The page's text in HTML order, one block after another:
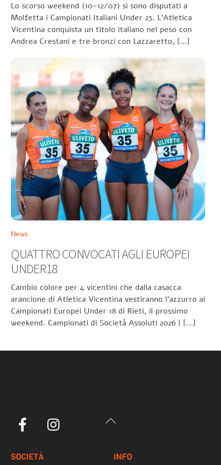
Lo scorso weekend (10-12/07) si sono disputati a
Molfetta i Campionati Italiani Under 23. L’Atletica
Vicentina conquista un titolo italiano nel peso con
Andrea Crestani e tre bronzi con Lazzaretto, […]
News
QUATTRO CONVOCATI AGLI EUROPEI
UNDER18
Cambio colore per 4 vicentini che dalla casacca
arancione di Atletica Vicentina vestiranno l’azzurro ai
Campionati Europei Under 18 di Rieti, il prossimo
weekend. Campionati di Società Assoluti 2026 | […]
Back
Facebook
SOCIETÀ INFO